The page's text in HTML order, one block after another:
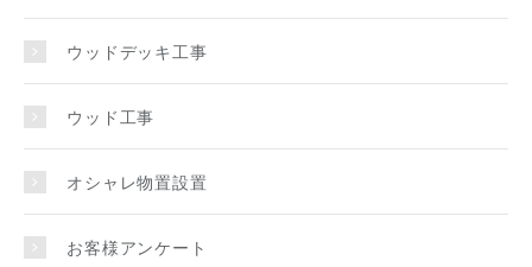
ウッドデッキ工事
ウッド工事
オシャレ物置設置
お客様アンケート